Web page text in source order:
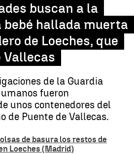
buscan a la
bebé hallada muerta
de Loeches, que
Vallecas
de la Guardia
fueron
unos contenedores del
de Puente de Vallecas.
de basura los restos de
Loeches (Madrid)